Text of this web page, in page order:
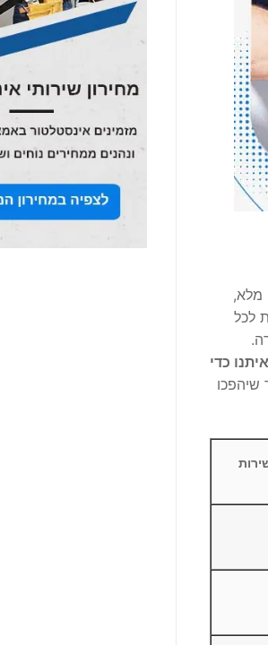
מלא,
לכל
כדי
שיהפכו